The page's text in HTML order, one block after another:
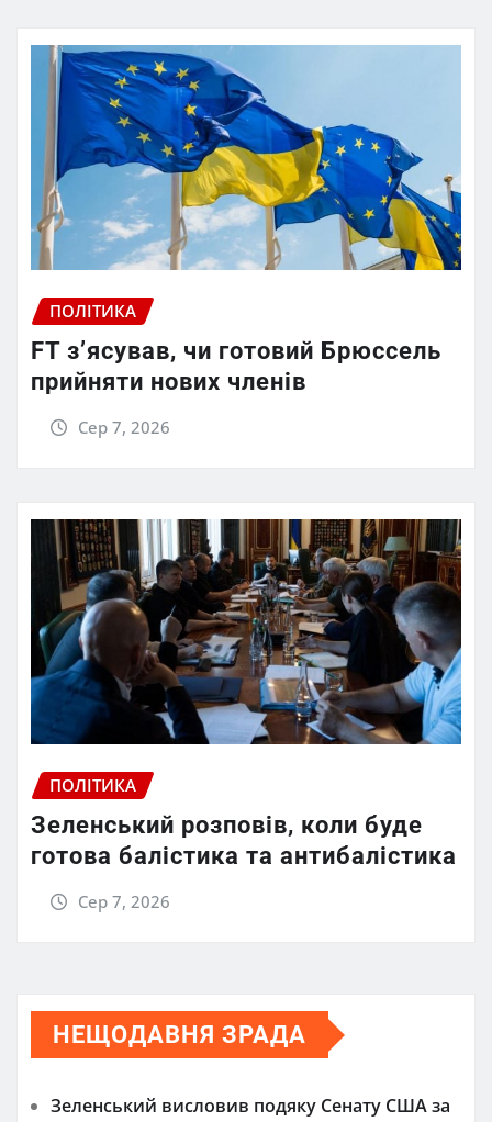
ПОЛІТИКА
FT зʼясував, чи готовий Брюссель
прийняти нових членів
Сер 7, 2026
ПОЛІТИКА
Зеленський розповів, коли буде
готова балістика та антибалістика
Сер 7, 2026
НЕЩОДАВНЯ ЗРАДА
Зеленський висловив подяку Сенату США за